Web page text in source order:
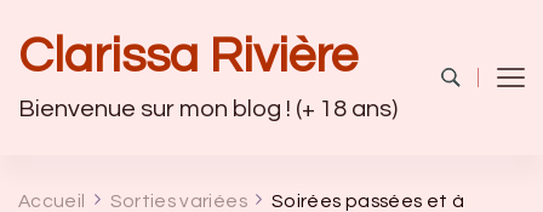
Clarissa Rivière
Bienvenue sur mon blog ! (+ 18 ans)
Accueil Sorties variées
Soirées passées et à